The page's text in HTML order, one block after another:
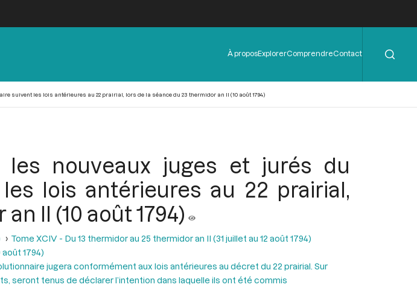
Menu
de
À proposExplorerComprendreContact
suivent les lois antérieures au 22 prairial, lors de la séance du 23 thermidor an II (10 août 1794)
nouveaux juges et jurés du
lois antérieures au 22 prairial,
II (10 août 1794)
Tome XCIV - Du 13 thermidor au 25 thermidor an II (31 juillet au 12 août 1794)
1794)
jugera conformément aux lois antérieures au décret du 22 prairial. Sur
seront tenus de déclarer l’intention dans laquelle ils ont été commis